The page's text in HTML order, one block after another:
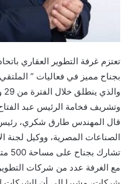
تعتزم غرفة التطوير العقاري
بجناح مميز في فعاليات ”
وتشريف فخامة الرئيس عبد
قال المهندس طارق شكري، رئيس
الصناعات المصرية، ووكيل لجنة